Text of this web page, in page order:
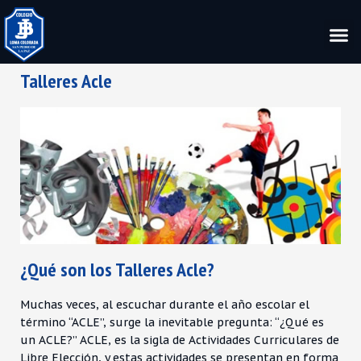
Talleres Acle
¿Qué son los Talleres Acle?
Muchas veces, al escuchar durante el año escolar el
término “ACLE”, surge la inevitable pregunta: “¿Qué es
un ACLE?” ACLE, es la sigla de Actividades Curriculares de
Libre Elección, y estas actividades se presentan en forma